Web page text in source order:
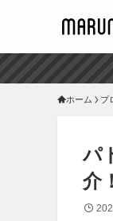
ホーム プ
パ
介！